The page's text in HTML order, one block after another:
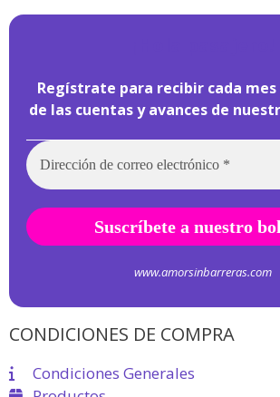
Regístrate para recibir cada
de las cuentas y avances de
www.amorsinbarreras.com
CONDICIONES DE COMPRA
Condiciones Generales